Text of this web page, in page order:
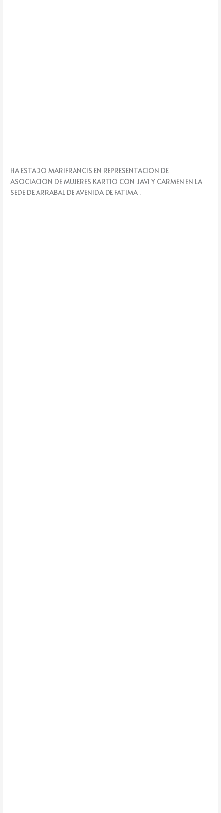
HA ESTADO MARIFRANCIS EN REPRESENTACION DE
ASOCIACION DE MUJERES KARTIO CON JAVI Y CARMEN EN LA
SEDE DE ARRABAL DE AVENIDA DE FATIMA .